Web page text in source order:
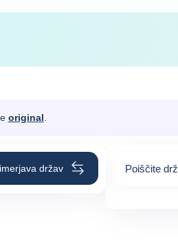
original
držav Poiščite